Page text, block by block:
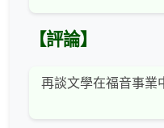
【評論】
再談文學在福音事業